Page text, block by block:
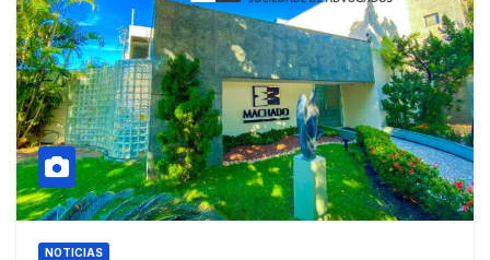
NOTICIAS